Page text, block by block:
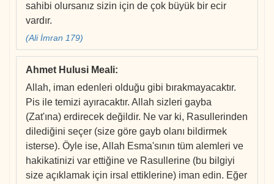
sahibi olursanız sizin için de çok büyük bir ecir
vardır.
(Ali İmran 179)
Ahmet Hulusi Meali:
Allah, iman edenleri olduğu gibi bırakmayacaktır.
Pis ile temizi ayıracaktır. Allah sizleri gayba
(Zat'ına) erdirecek değildir. Ne var ki, Rasullerinden
dilediğini seçer (size göre gayb olanı bildirmek
isterse). Öyle ise, Allah Esma'sının tüm alemleri ve
hakikatinizi var ettiğine ve Rasullerine (bu bilgiyi
size açıklamak için irsal ettiklerine) iman edin. Eğer